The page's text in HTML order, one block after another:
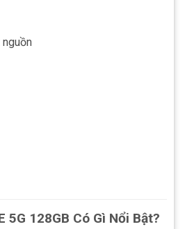
5G 128GB Có Gì Nổi Bật?